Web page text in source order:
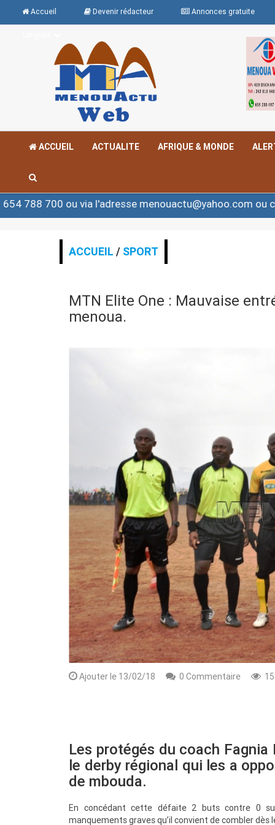
Accueil Devenir rédacteur Annonces gratuite
ACCUEIL ACTUALITE AFRIQUE & MONDE
l'adresse menouactu@yahoo.com ou
ACCUEIL / SPORT
MTN Elite One : Mauvaise
menoua.
Ajouter le 13/02/18 0 Commentaire
Les protégés du coach
le derby régional qui les a
de mbouda.
En concédant cette défaite 2 buts contre 0
manquements graves qu’il convient de combler
une formation de qualité, un métier